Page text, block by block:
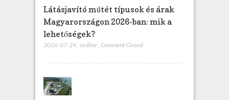
h
z
Látásjavító műtét típusok és árak
Magyarországon 2026-ban: mik a
lehetőségek?
2026-07-24 seditor Comment Closed